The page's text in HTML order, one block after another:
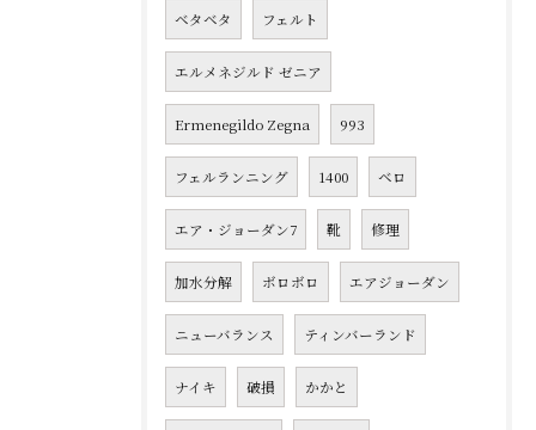
ベタベタ フェルト
エルメネジルド ゼニア
Ermenegildo Zegna 993
フェルランニング 1400 ベロ
エア・ジョーダン7 靴 修理
加水分解 ボロボロ エアジョーダン
ニューバランス ティンバーランド
ナイキ 破損 かかと